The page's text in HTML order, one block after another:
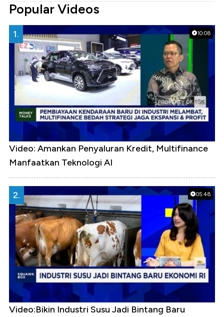
Popular Videos
10:08
1.
Video: Amankan Penyaluran Kredit, Multifinance
Manfaatkan Teknologi AI
05:48
2.
Video:Bikin Industri Susu Jadi Bintang Baru